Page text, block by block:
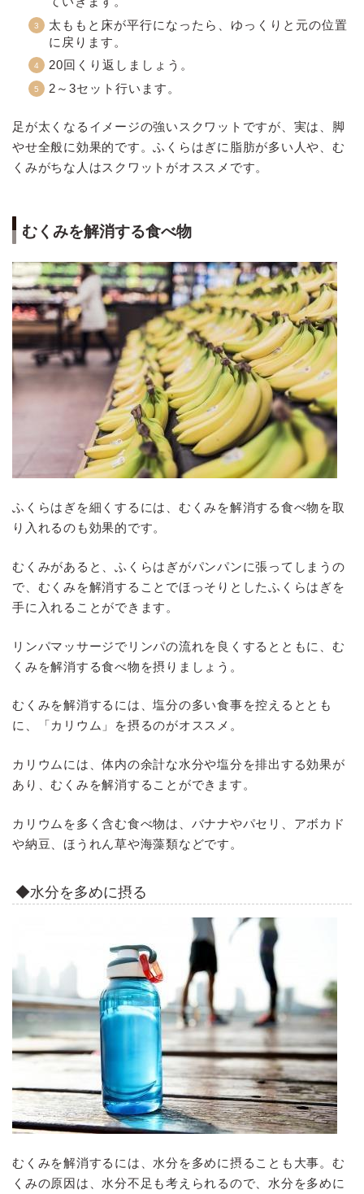
太ももと床が平行になったら、ゆっくりと元の位置
に戻ります。
20回くり返しましょう。
2～3セット行います。
足が太くなるイメージの強いスクワットですが、実は、脚
やせ全般に効果的です。ふくらはぎに脂肪が多い人や、む
くみがちな人はスクワットがオススメです。
むくみを解消する食べ物
ふくらはぎを細くするには、むくみを解消する食べ物を取
り入れるのも効果的です。
むくみがあると、ふくらはぎがパンパンに張ってしまうの
で、むくみを解消することでほっそりとしたふくらはぎを
手に入れることができます。
リンパマッサージでリンパの流れを良くするとともに、む
くみを解消する食べ物を摂りましょう。
むくみを解消するには、塩分の多い食事を控えるととも
に、「カリウム」を摂るのがオススメ。
カリウムには、体内の余計な水分や塩分を排出する効果が
あり、むくみを解消することができます。
カリウムを多く含む食べ物は、バナナやパセリ、アボカド
や納豆、ほうれん草や海藻類などです。
◆水分を多めに摂る
むくみを解消するには、水分を多めに摂ることも大事。む
くみの原因は、水分不足も考えられるので、水分を多めに